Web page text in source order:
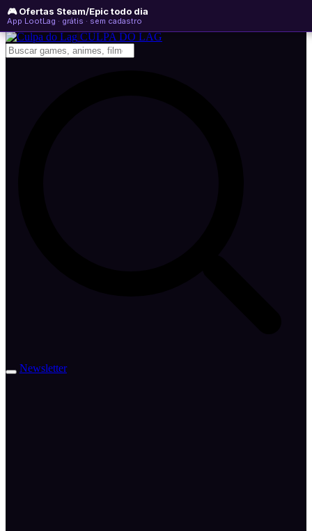
🎮 Ofertas Steam/Epic todo dia
App LootLag · grátis · sem cadastro
sábado, 08 de agosto de 2026 WhatsApp
Newsletter
CULPA DO LAG
Newsletter